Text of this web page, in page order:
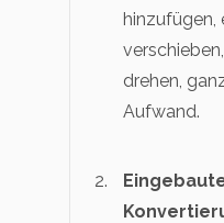
hinzufügen,
drehen,
Aufwand.